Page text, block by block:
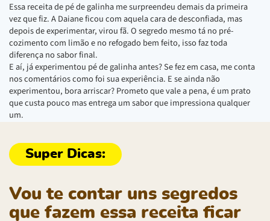
Essa receita de pé de galinha me surpreendeu demais da primeira
vez que fiz. A Daiane ficou com aquela cara de desconfiada, mas
depois de experimentar, virou fã. O segredo mesmo tá no pré-
cozimento com limão e no refogado bem feito, isso faz toda
diferença no sabor final.
E aí, já experimentou pé de galinha antes? Se fez em casa, me conta
nos comentários como foi sua experiência. E se ainda não
experimentou, bora arriscar? Prometo que vale a pena, é um prato
que custa pouco mas entrega um sabor que impressiona qualquer
um.
Vou te contar uns segredos
que fazem essa receita ficar